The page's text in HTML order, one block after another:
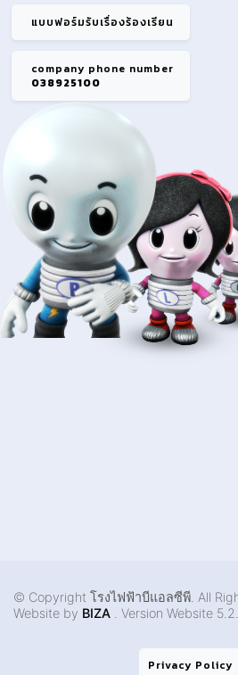
แบบฟอร์มรับเรื่องร้องเรียน
company phone number
038925100
© Copyright โรงไฟฟ้าบีแอลซีพี. All
Website by BIZA . Version Website
Privacy Policy